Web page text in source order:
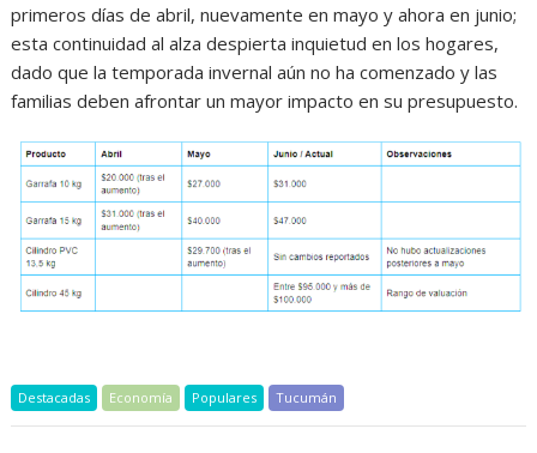
primeros días de abril, nuevamente en mayo y ahora en junio;
esta continuidad al alza despierta inquietud en los hogares,
dado que la temporada invernal aún no ha comenzado y las
familias deben afrontar un mayor impacto en su presupuesto.
Destacadas Economía Populares Tucumán